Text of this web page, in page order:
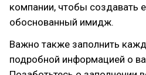
компании, чтобы создавать
обоснованный имидж.
Важно также заполнить
подробной информацией о